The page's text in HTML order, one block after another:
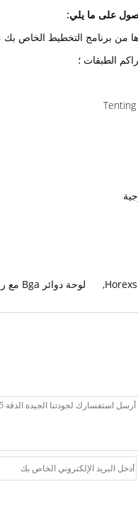
على ما يلي:
, لوحة دوائر Bga مع ربط الأسلاك